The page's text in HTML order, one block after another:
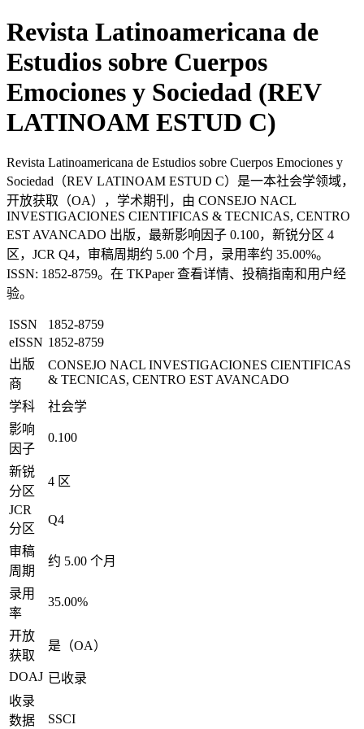
Revista Latinoamericana de
Estudios sobre Cuerpos
Emociones y Sociedad (REV
LATINOAM ESTUD C)
Revista Latinoamericana de Estudios sobre Cuerpos Emociones y
Sociedad（REV LATINOAM ESTUD C）是一本社会学领域，
开放获取（OA），学术期刊，由 CONSEJO NACL
INVESTIGACIONES CIENTIFICAS & TECNICAS, CENTRO
EST AVANCADO 出版，最新影响因子 0.100，新锐分区 4
区，JCR Q4，审稿周期约 5.00 个月，录用率约 35.00%。
ISSN: 1852-8759。在 TKPaper 查看详情、投稿指南和用户经
验。
ISSN
1852-8759
eISSN 1852-8759
出版
商
CONSEJO NACL INVESTIGACIONES CIENTIFICAS
& TECNICAS, CENTRO EST AVANCADO
学科
社会学
影响
因子
0.100
新锐
分区
4 区
JCR
分区
Q4
审稿
周期
约 5.00 个月
录用
率
35.00%
开放
获取
是（OA）
DOAJ 已收录
收录
数据
SSCI